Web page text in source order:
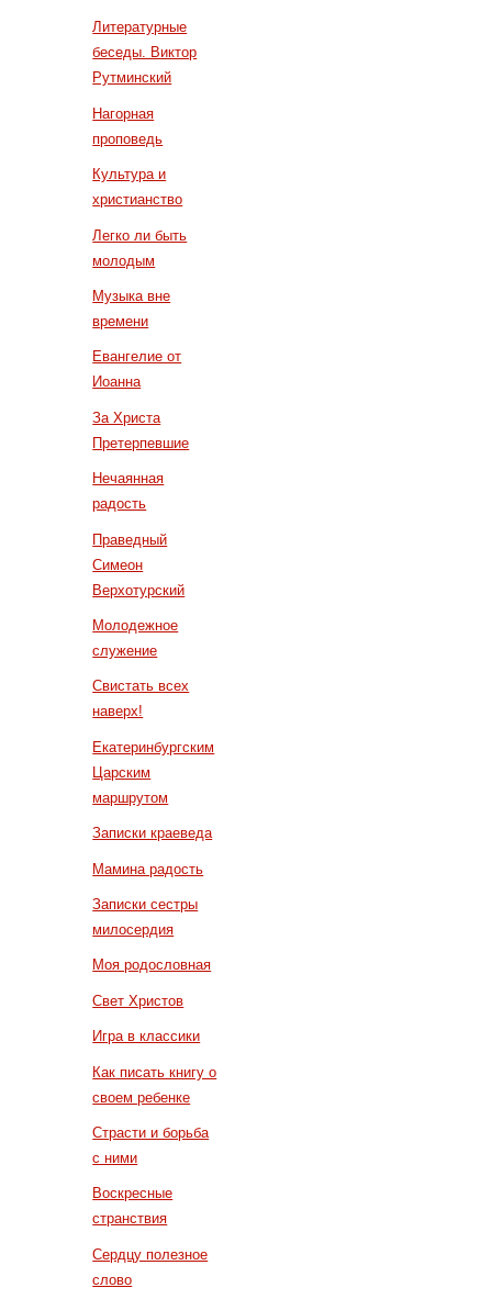
Литературные
беседы. Виктор
Рутминский
Нагорная
проповедь
Культура и
христианство
Легко ли быть
молодым
Музыка вне
времени
Евангелие от
Иоанна
За Христа
Претерпевшие
Нечаянная
радость
Праведный
Симеон
Верхотурский
Молодежное
служение
Свистать всех
наверх!
Екатеринбургским
Царским
маршрутом
Записки краеведа
Мамина радость
Записки сестры
милосердия
Моя родословная
Свет Христов
Игра в классики
Как писать книгу о
своем ребенке
Страсти и борьба
с ними
Воскресные
странствия
Сердцу полезное
слово